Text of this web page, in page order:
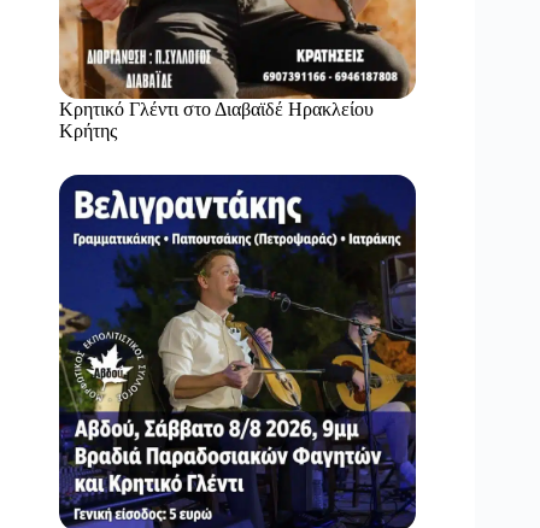
Κρητικό Γλέντι στο Διαβαϊδέ Ηρακλείου
Κρήτης